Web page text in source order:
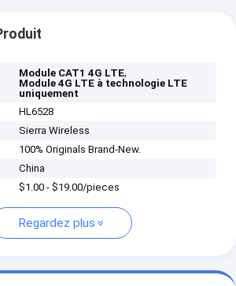
Module CAT1 4G LTE,
Module 4G LTE à technologie LTE
uniquement
HL6528
Sierra Wireless
100% Originals Brand-New.
China
$1.00 - $19.00/pieces
Regardez plus